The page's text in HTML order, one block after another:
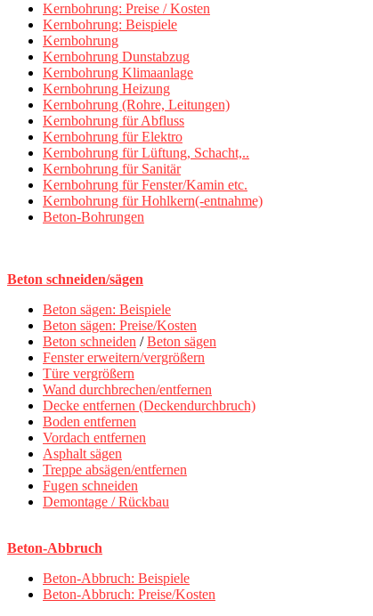
Kernbohrung: Preise / Kosten
Kernbohrung: Beispiele
Kernbohrung
Kernbohrung Dunstabzug
Kernbohrung Klimaanlage
Kernbohrung Heizung
Kernbohrung (Rohre, Leitungen)
Kernbohrung für Abfluss
Kernbohrung für Elektro
Kernbohrung für Lüftung, Schacht,..
Kernbohrung für Sanitär
Kernbohrung für Fenster/Kamin etc.
Kernbohrung für Hohlkern(-entnahme)
Beton-Bohrungen
Beton schneiden/sägen
Beton sägen: Beispiele
Beton sägen: Preise/Kosten
Beton schneiden /Beton sägen
Fenster erweitern/vergrößern
Türe vergrößern
Wand durchbrechen/entfernen
Decke entfernen (Deckendurchbruch)
Boden entfernen
Vordach entfernen
Asphalt sägen
Treppe absägen/entfernen
Fugen schneiden
Demontage / Rückbau
Beton-Abbruch
Beton-Abbruch: Beispiele
Beton-Abbruch: Preise/Kosten